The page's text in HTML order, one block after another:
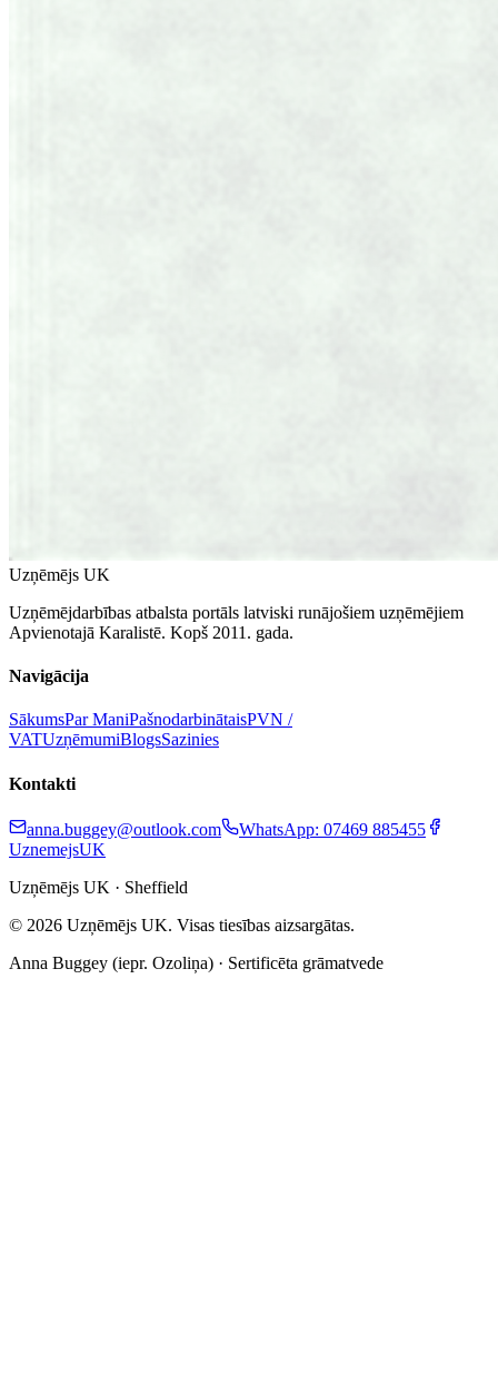
Uzņēmējs UK
Uzņēmējdarbības atbalsta portāls latviski runājošiem uzņēmējiem
Apvienotajā Karalistē. Kopš 2011. gada.
Navigācija
SākumsPar ManiPašnodarbinātaisPVN /
VATUzņēmumiBlogsSazinies
Kontakti
anna.buggey@outlook.com
WhatsApp: 07469 885455
UznemejsUK
Uzņēmējs UK · Sheffield
© 2026 Uzņēmējs UK. Visas tiesības aizsargātas.
Anna Buggey (iepr. Ozoliņa) · Sertificēta grāmatvede